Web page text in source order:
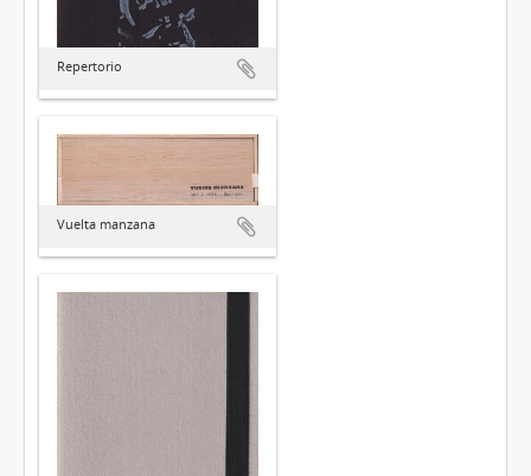
Repertorio
Vuelta manzana